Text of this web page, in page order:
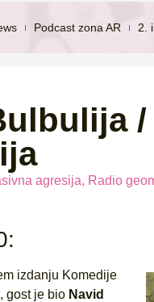
Podcast zona AR 2.
agresija, Radio
izdanju Komedije
gost je bio Navid